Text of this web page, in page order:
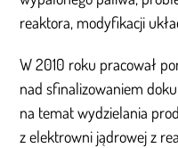
reaktora, modyfikacji
W 2010 roku pracował
nad sfinalizowaniem
na temat wydzielania
z elektrowni jądrowej z